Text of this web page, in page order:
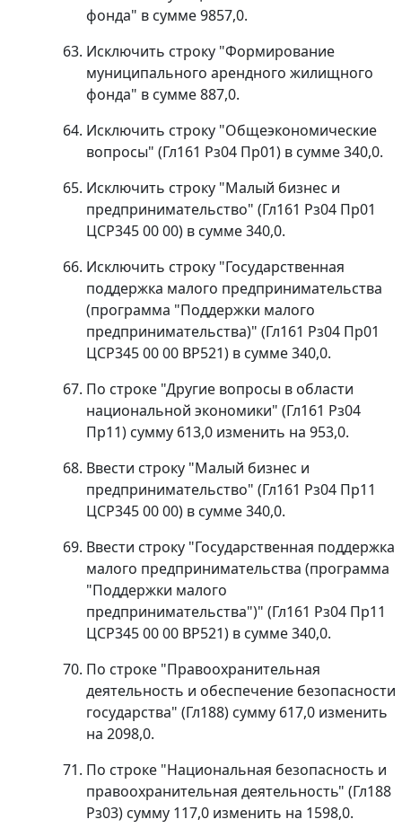
фонда" в сумме 9857,0.
Исключить строку "Формирование
муниципального арендного жилищного
фонда" в сумме 887,0.
Исключить строку "Общеэкономические
вопросы" (Гл161 Рз04 Пр01) в сумме 340,0.
Исключить строку "Малый бизнес и
предпринимательство" (Гл161 Рз04 Пр01
ЦСР345 00 00) в сумме 340,0.
Исключить строку "Государственная
поддержка малого предпринимательства
(программа "Поддержки малого
предпринимательства)" (Гл161 Рз04 Пр01
ЦСР345 00 00 ВР521) в сумме 340,0.
По строке "Другие вопросы в области
национальной экономики" (Гл161 Рз04
Пр11) сумму 613,0 изменить на 953,0.
Ввести строку "Малый бизнес и
предпринимательство" (Гл161 Рз04 Пр11
ЦСР345 00 00) в сумме 340,0.
Ввести строку "Государственная поддержка
малого предпринимательства (программа
"Поддержки малого
предпринимательства")" (Гл161 Рз04 Пр11
ЦСР345 00 00 ВР521) в сумме 340,0.
По строке "Правоохранительная
деятельность и обеспечение безопасности
государства" (Гл188) сумму 617,0 изменить
на 2098,0.
По строке "Национальная безопасность и
правоохранительная деятельность" (Гл188
Рз03) сумму 117,0 изменить на 1598,0.